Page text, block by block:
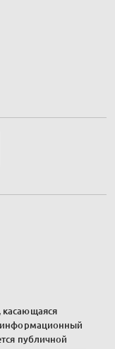
касающаяся
информационный
публичной